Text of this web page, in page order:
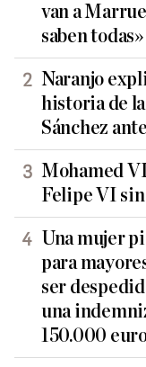
van a
saben todas»
Naranjo
historia de
Sánchez
Mohamed
Felipe VI
Una mujer
para
ser
una
150.000